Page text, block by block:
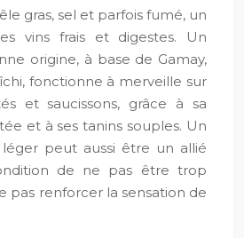
gras, sel et parfois fumé, un
vins frais et digestes. Un
origine, à base de Gamay,
fonctionne à merveille sur
et saucissons, grâce à sa
et à ses tanins souples. Un
léger peut aussi être un allié
de ne pas être trop
pas renforcer la sensation de